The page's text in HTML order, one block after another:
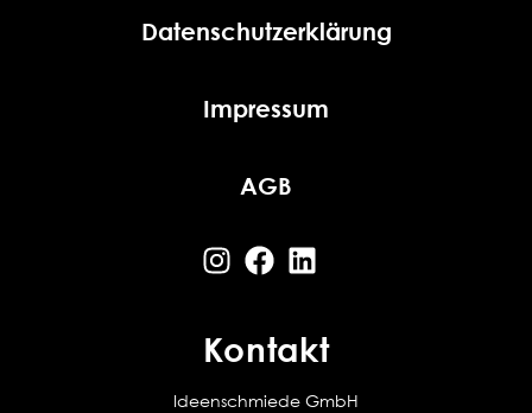
Datenschutzerklärung
Impressum
AGB
Kontakt
Ideenschmiede GmbH